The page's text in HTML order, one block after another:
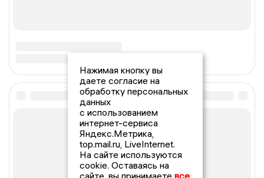
Нажимая кнопку вы
даете согласие на
обработку персональных
данных
с использованием
интернет-сервиса
Яндекс.Метрика,
top.mail.ru, LiveInternet.
На сайте используются
cookie. Оставаясь на
сайте, вы принимаете все